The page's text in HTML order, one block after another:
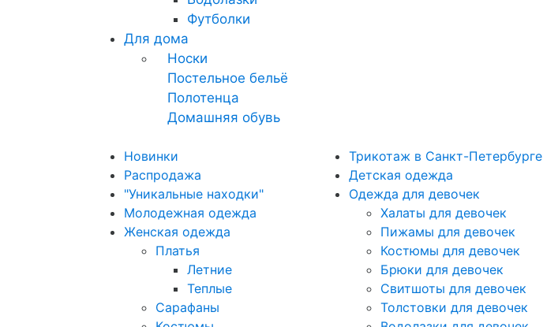
Футболки
Для дома
Носки
Постельное бельё
Полотенца
Домашняя обувь
Новинки
Распродажа
"Уникальные находки"
Молодежная одежда
Женская одежда
Платья
Летние
Теплые
Сарафаны
Трикотаж в Санкт-Петербурге
Детская одежда
Одежда для девочек
Халаты для девочек
Пижамы для девочек
Костюмы для девочек
Брюки для девочек
Свитшоты для девочек
Толстовки для девочек